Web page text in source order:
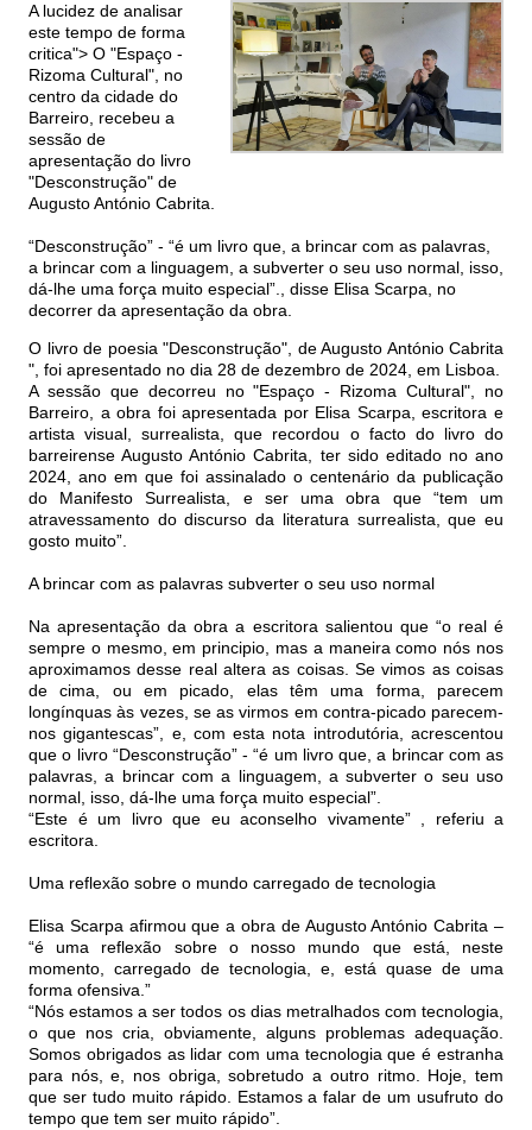
A lucidez de analisar
este tempo de forma
critica"> O "Espaço -
Rizoma Cultural", no
centro da cidade do
Barreiro, recebeu a
sessão de
apresentação do livro
"Desconstrução" de
Augusto António Cabrita.
“Desconstrução” - “é um livro que, a brincar com as palavras,
a brincar com a linguagem, a subverter o seu uso normal, isso,
dá-lhe uma força muito especial”., disse Elisa Scarpa, no
decorrer da apresentação da obra.
O livro de poesia "Desconstrução", de Augusto António Cabrita
", foi apresentado no dia 28 de dezembro de 2024, em Lisboa.
A sessão que decorreu no "Espaço - Rizoma Cultural", no
Barreiro, a obra foi apresentada por Elisa Scarpa, escritora e
artista visual, surrealista, que recordou o facto do livro do
barreirense Augusto António Cabrita, ter sido editado no ano
2024, ano em que foi assinalado o centenário da publicação
do Manifesto Surrealista, e ser uma obra que “tem um
atravessamento do discurso da literatura surrealista, que eu
gosto muito”.
A brincar com as palavras subverter o seu uso normal
Na apresentação da obra a escritora salientou que “o real é
sempre o mesmo, em principio, mas a maneira como nós nos
aproximamos desse real altera as coisas. Se vimos as coisas
de cima, ou em picado, elas têm uma forma, parecem
longínquas às vezes, se as virmos em contra-picado parecem-
nos gigantescas”, e, com esta nota introdutória, acrescentou
que o livro “Desconstrução” - “é um livro que, a brincar com as
palavras, a brincar com a linguagem, a subverter o seu uso
normal, isso, dá-lhe uma força muito especial”.
“Este é um livro que eu aconselho vivamente” , referiu a
escritora.
Uma reflexão sobre o mundo carregado de tecnologia
Elisa Scarpa afirmou que a obra de Augusto António Cabrita –
“é uma reflexão sobre o nosso mundo que está, neste
momento, carregado de tecnologia, e, está quase de uma
forma ofensiva.”
“Nós estamos a ser todos os dias metralhados com tecnologia,
o que nos cria, obviamente, alguns problemas adequação.
Somos obrigados as lidar com uma tecnologia que é estranha
para nós, e, nos obriga, sobretudo a outro ritmo. Hoje, tem
que ser tudo muito rápido. Estamos a falar de um usufruto do
tempo que tem ser muito rápido”.